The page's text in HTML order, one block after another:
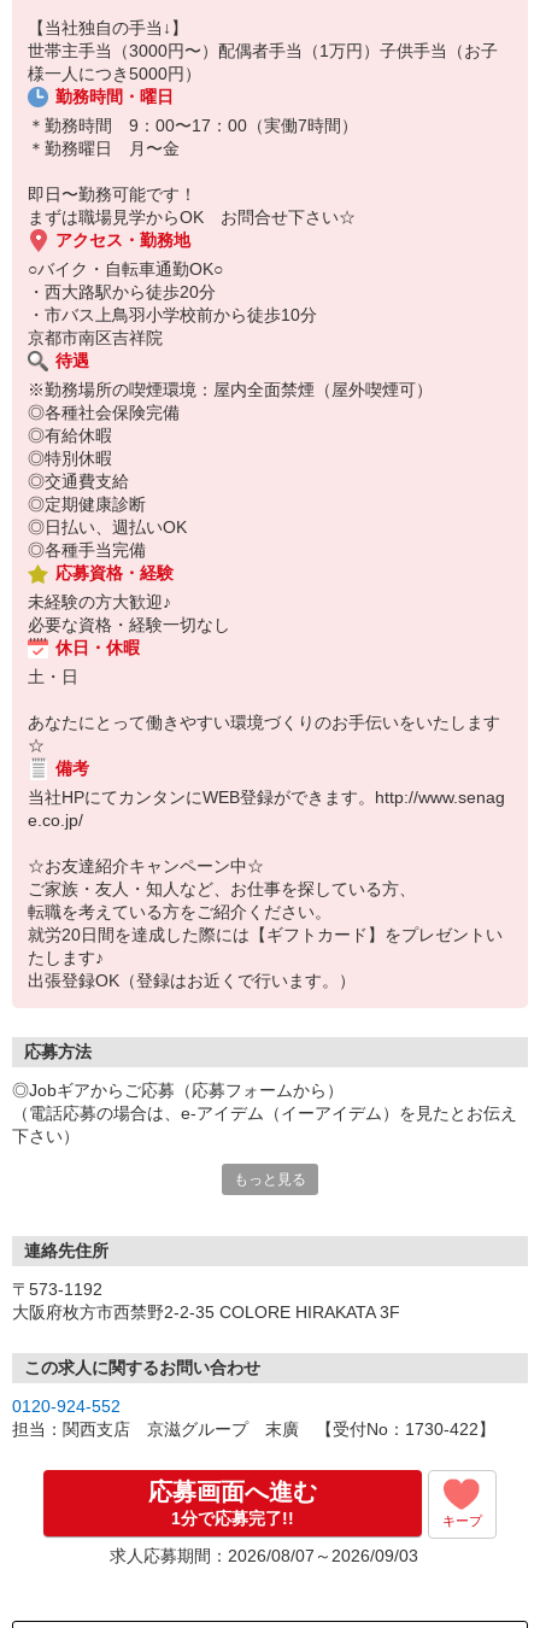
【当社独自の手当↓】
世帯主手当（3000円〜）配偶者手当（1万円）子供手当（お子
様一人につき5000円）
勤務時間・曜日
＊勤務時間 9：00〜17：00（実働7時間）
＊勤務曜日 月〜金
即日〜勤務可能です！
まずは職場見学からOK お問合せ下さい☆
アクセス・勤務地
○バイク・自転車通勤OK○
・西大路駅から徒歩20分
・市バス上鳥羽小学校前から徒歩10分
京都市南区吉祥院
待遇
※勤務場所の喫煙環境：屋内全面禁煙（屋外喫煙可）
◎各種社会保険完備
◎有給休暇
◎特別休暇
◎交通費支給
◎定期健康診断
◎日払い、週払いOK
◎各種手当完備
応募資格・経験
未経験の方大歓迎♪
必要な資格・経験一切なし
休日・休暇
土・日
あなたにとって働きやすい環境づくりのお手伝いをいたします
☆
備考
当社HPにてカンタンにWEB登録ができます。http://www.senag
e.co.jp/
☆お友達紹介キャンペーン中☆
ご家族・友人・知人など、お仕事を探している方、
転職を考えている方をご紹介ください。
就労20日間を達成した際には【ギフトカード】をプレゼントい
たします♪
出張登録OK（登録はお近くで行います。）
応募方法
◎Jobギアからご応募（応募フォームから）
（電話応募の場合は、e-アイデム（イーアイデム）を見たとお伝え
下さい）
◎営業担当との登録・面談・カウンセリング
お仕事の紹介、内容の説明をさせていただきます。
所要時間は30分から1時間程度になりますので
ご都合の良い日時をお聞かせ下さい。
お仕事に関しての不安などがございましたら
お気軽にご相談下さい。
↓
◎営業担当と一緒に職場見学
実際に職場の雰囲気や仕事内容をご自分の目で確認していただきま
どんな方が働いているのか、責任者の方やお仕事を教えてくれる人
もっと見る
連絡先住所
〒573-1192
大阪府枚方市西禁野2-2-35 COLORE HIRAKATA 3F
この求人に関するお問い合わせ
0120-924-552
担当：関西支店 京滋グループ 末廣 【受付No：1730-422】
応募画面へ進む
1分で応募完了!! キープ
求人応募期間：2026/08/07～2026/09/03